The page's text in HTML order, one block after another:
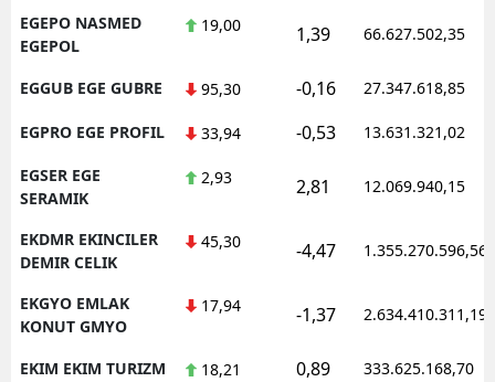
EGEPO NASMED
EGEPOL
19,00 1,39 66.627.502,35
EGGUB EGE GUBRE 95,30 -0,16 27.347.618,85
EGPRO EGE PROFIL 33,94 -0,53 13.631.321,02
EGSER EGE
SERAMIK
2,93 2,81 12.069.940,15
EKDMR EKINCILER
DEMIR CELIK
45,30 -4,47 1.355.270.596,56
EKGYO EMLAK
KONUT GMYO
17,94 -1,37 2.634.410.311,19
EKIM EKIM TURIZM 18,21 0,89 333.625.168,70